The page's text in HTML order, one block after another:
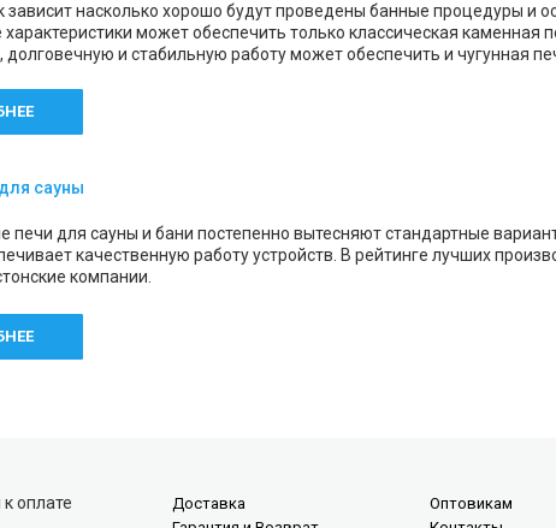
зависит насколько хорошо будут проведены банные процедуры
характеристики может обеспечить только классическая
долговечную и стабильную работу может обеспечить и чугунная
сауны
печи для сауны и бани постепенно вытесняют стандартные
качественную работу устройств. В рейтинге лучших
компании.
оплате
Доставка
Оптовикам